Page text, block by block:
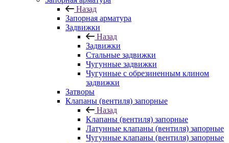
Назад
Запорная арматура
Задвижки
Назад
Задвижки
Стальные задвижки
Чугунные задвижки
Чугунные с обрезиненным клином
задвижки
Затворы
Клапаны (вентиля) запорные
Назад
Клапаны (вентиля) запорные
Латунные клапаны (вентиля) запорные
Чугунные клапаны (вентиля) запорные